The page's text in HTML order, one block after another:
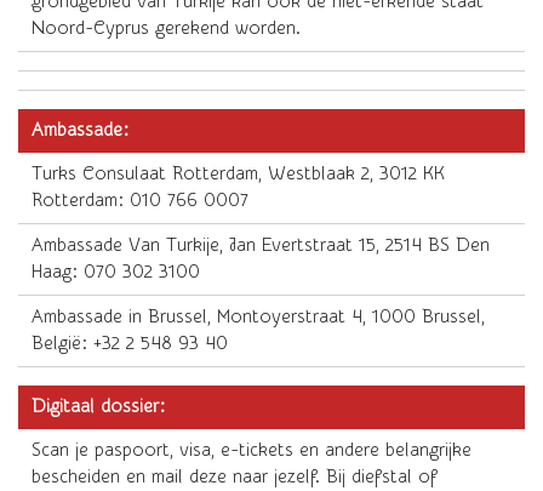
Noord-Cyprus gerekend worden.
Ambassade:
Turks Consulaat Rotterdam, Westblaak 2, 3012 KK
Rotterdam: 010 766 0007
Ambassade Van Turkije, Jan Evertstraat 15, 2514 BS Den
Haag: 070 302 3100
Ambassade in Brussel, Montoyerstraat 4, 1000 Brussel,
België: +32 2 548 93 40
Digitaal dossier:
Scan je paspoort, visa, e-tickets en andere belangrijke
bescheiden en mail deze naar jezelf. Bij diefstal of